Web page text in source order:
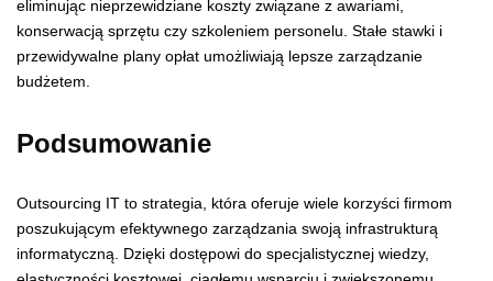
eliminując nieprzewidziane koszty związane z awariami,
konserwacją sprzętu czy szkoleniem personelu. Stałe stawki i
przewidywalne plany opłat umożliwiają lepsze zarządzanie
budżetem.
Podsumowanie
Outsourcing IT to strategia, która oferuje wiele korzyści firmom
poszukującym efektywnego zarządzania swoją infrastrukturą
informatyczną. Dzięki dostępowi do specjalistycznej wiedzy,